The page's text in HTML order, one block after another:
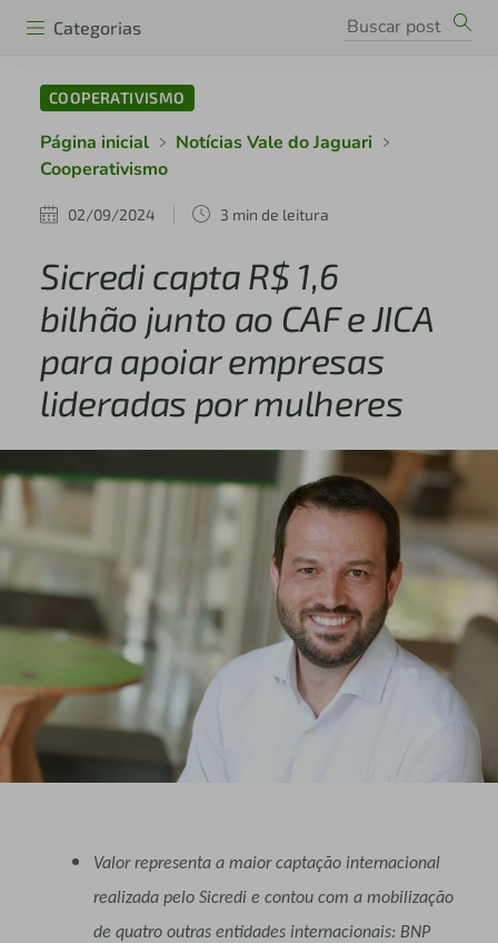
Categorias
COOPERATIVISMO
Página inicial
Notícias Vale do Jaguari
Cooperativismo
02/09/2024 3 min de leitura
Sicredi capta R$ 1,6
bilhão junto ao CAF e JICA
para apoiar empresas
lideradas por mulheres
Valor representa a maior captação internacional
realizada pelo Sicredi e contou com a mobilização
de quatro outras entidades internacionais: BNP